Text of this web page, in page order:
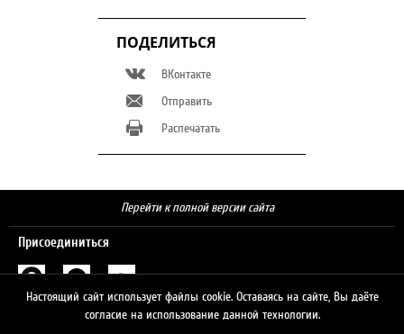
ПОДЕЛИТЬСЯ
ВКонтакте
Отправить
Распечатать
Перейти к полной версии сайта
Присоединиться
Настоящий сайт использует файлы cookie. Оставаясь на сайте, Вы даёте
согласие на использование данной технологии.